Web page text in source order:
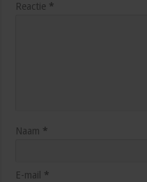
Reactie *
Naam *
E-mail *